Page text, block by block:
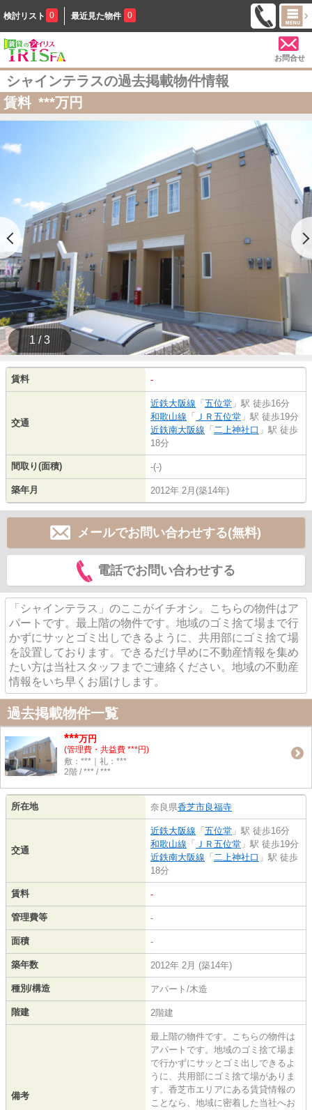
検討リスト 0 最近見た物件 0
お問合せ
シャインテラスの過去掲載物件情報
賃料 ***万円
1 / 3
賃料 -
交通
近鉄大阪線 「 五位堂 」駅 徒歩16分
和歌山線 「 ＪＲ五位堂 」駅 徒歩19分
近鉄南大阪線 「 二上神社口 」駅 徒歩
18分
間取り(面積) -(-)
築年月 2012年 2月(築14年)
メールでお問い合わせする(無料)
電話でお問い合わせする
「シャインテラス」のここがイチオシ。こちらの物件はア
パートです。最上階の物件です。地域のゴミ捨て場まで行
かずにサッとゴミ出しできるように、共用部にゴミ捨て場
を設置しております。できるだけ早めに不動産情報を集め
たい方は当社スタッフまでご連絡ください。地域の不動産
情報をいち早くお届けします。
過去掲載物件一覧
***万円
(管理費・共益費 ***円)
敷：***｜礼：***
2階 / *** / ***
所在地 奈良県香芝市良福寺
交通
近鉄大阪線 「 五位堂 」駅 徒歩16分
和歌山線 「 ＪＲ五位堂 」駅 徒歩19分
近鉄南大阪線 「 二上神社口 」駅 徒歩
18分
賃料 -
管理費等 -
面積 -
築年数 2012年 2月 (築14年)
種別/構造 アパート/木造
階建 2階建
備考
最上階の物件です。こちらの物件は
アパートです。地域のゴミ捨て場ま
で行かずにサッとゴミ出しできるよ
うに、共用部にゴミ捨て場がありま
す。香芝市エリアにある賃貸情報の
ことなら、地域に密着した当社へお